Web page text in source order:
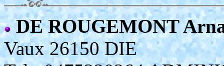
DE ROUGEMONT
Vaux 26150 DIE